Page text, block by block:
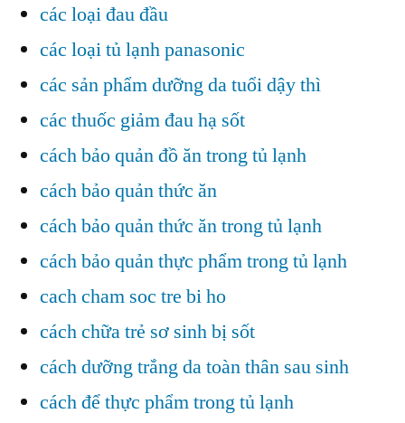
các loại đau đầu
các loại tủ lạnh panasonic
các sản phẩm dưỡng da tuổi dậy thì
các thuốc giảm đau hạ sốt
cách bảo quản đồ ăn trong tủ lạnh
cách bảo quản thức ăn
cách bảo quản thức ăn trong tủ lạnh
cách bảo quản thực phẩm trong tủ lạnh
cach cham soc tre bi ho
cách chữa trẻ sơ sinh bị sốt
cách dưỡng trắng da toàn thân sau sinh
cách để thực phẩm trong tủ lạnh